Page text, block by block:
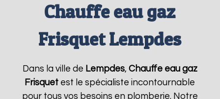
Chauffe eau gaz
Frisquet Lempdes
Dans la ville de Lempdes, Chauffe eau gaz
Frisquet est le spécialiste incontournable
pour tous vos besoins en plomberie. Notre